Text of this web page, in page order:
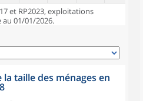
et RP2023, exploitations
01/01/2026.
la taille des ménages en